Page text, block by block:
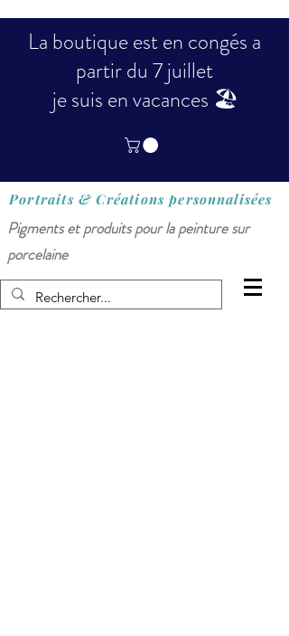
La boutique est en congés a
partir du 7 juillet
je suis en vacances 🏖️
Portraits & Créationspersonnalisées
Pigments et produits pour la peinture sur
porcelaine